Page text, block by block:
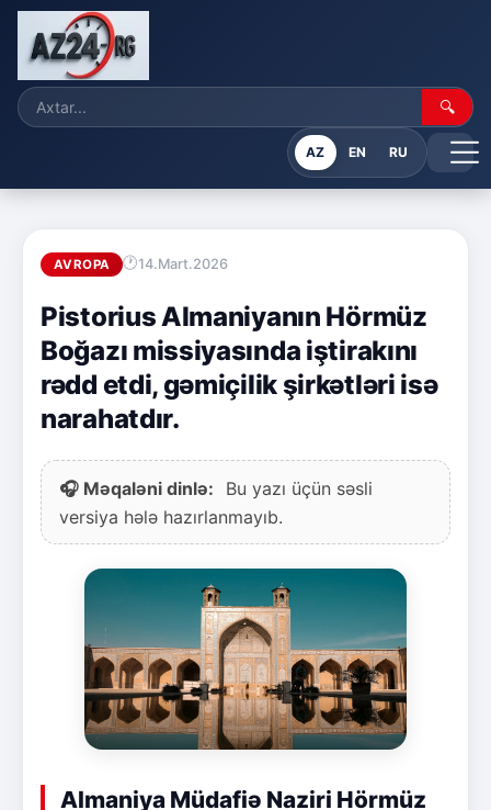
🔍
AZ EN RU
AVROPA 14.Mart.2026
Pistorius Almaniyanın Hörmüz
Boğazı missiyasında iştirakını
rədd etdi, gəmiçilik şirkətləri isə
narahatdır.
🎧 Məqaləni dinlə:
Bu yazı üçün səsli
versiya hələ hazırlanmayıb.
Almaniya Müdafiə Naziri Hörmüz